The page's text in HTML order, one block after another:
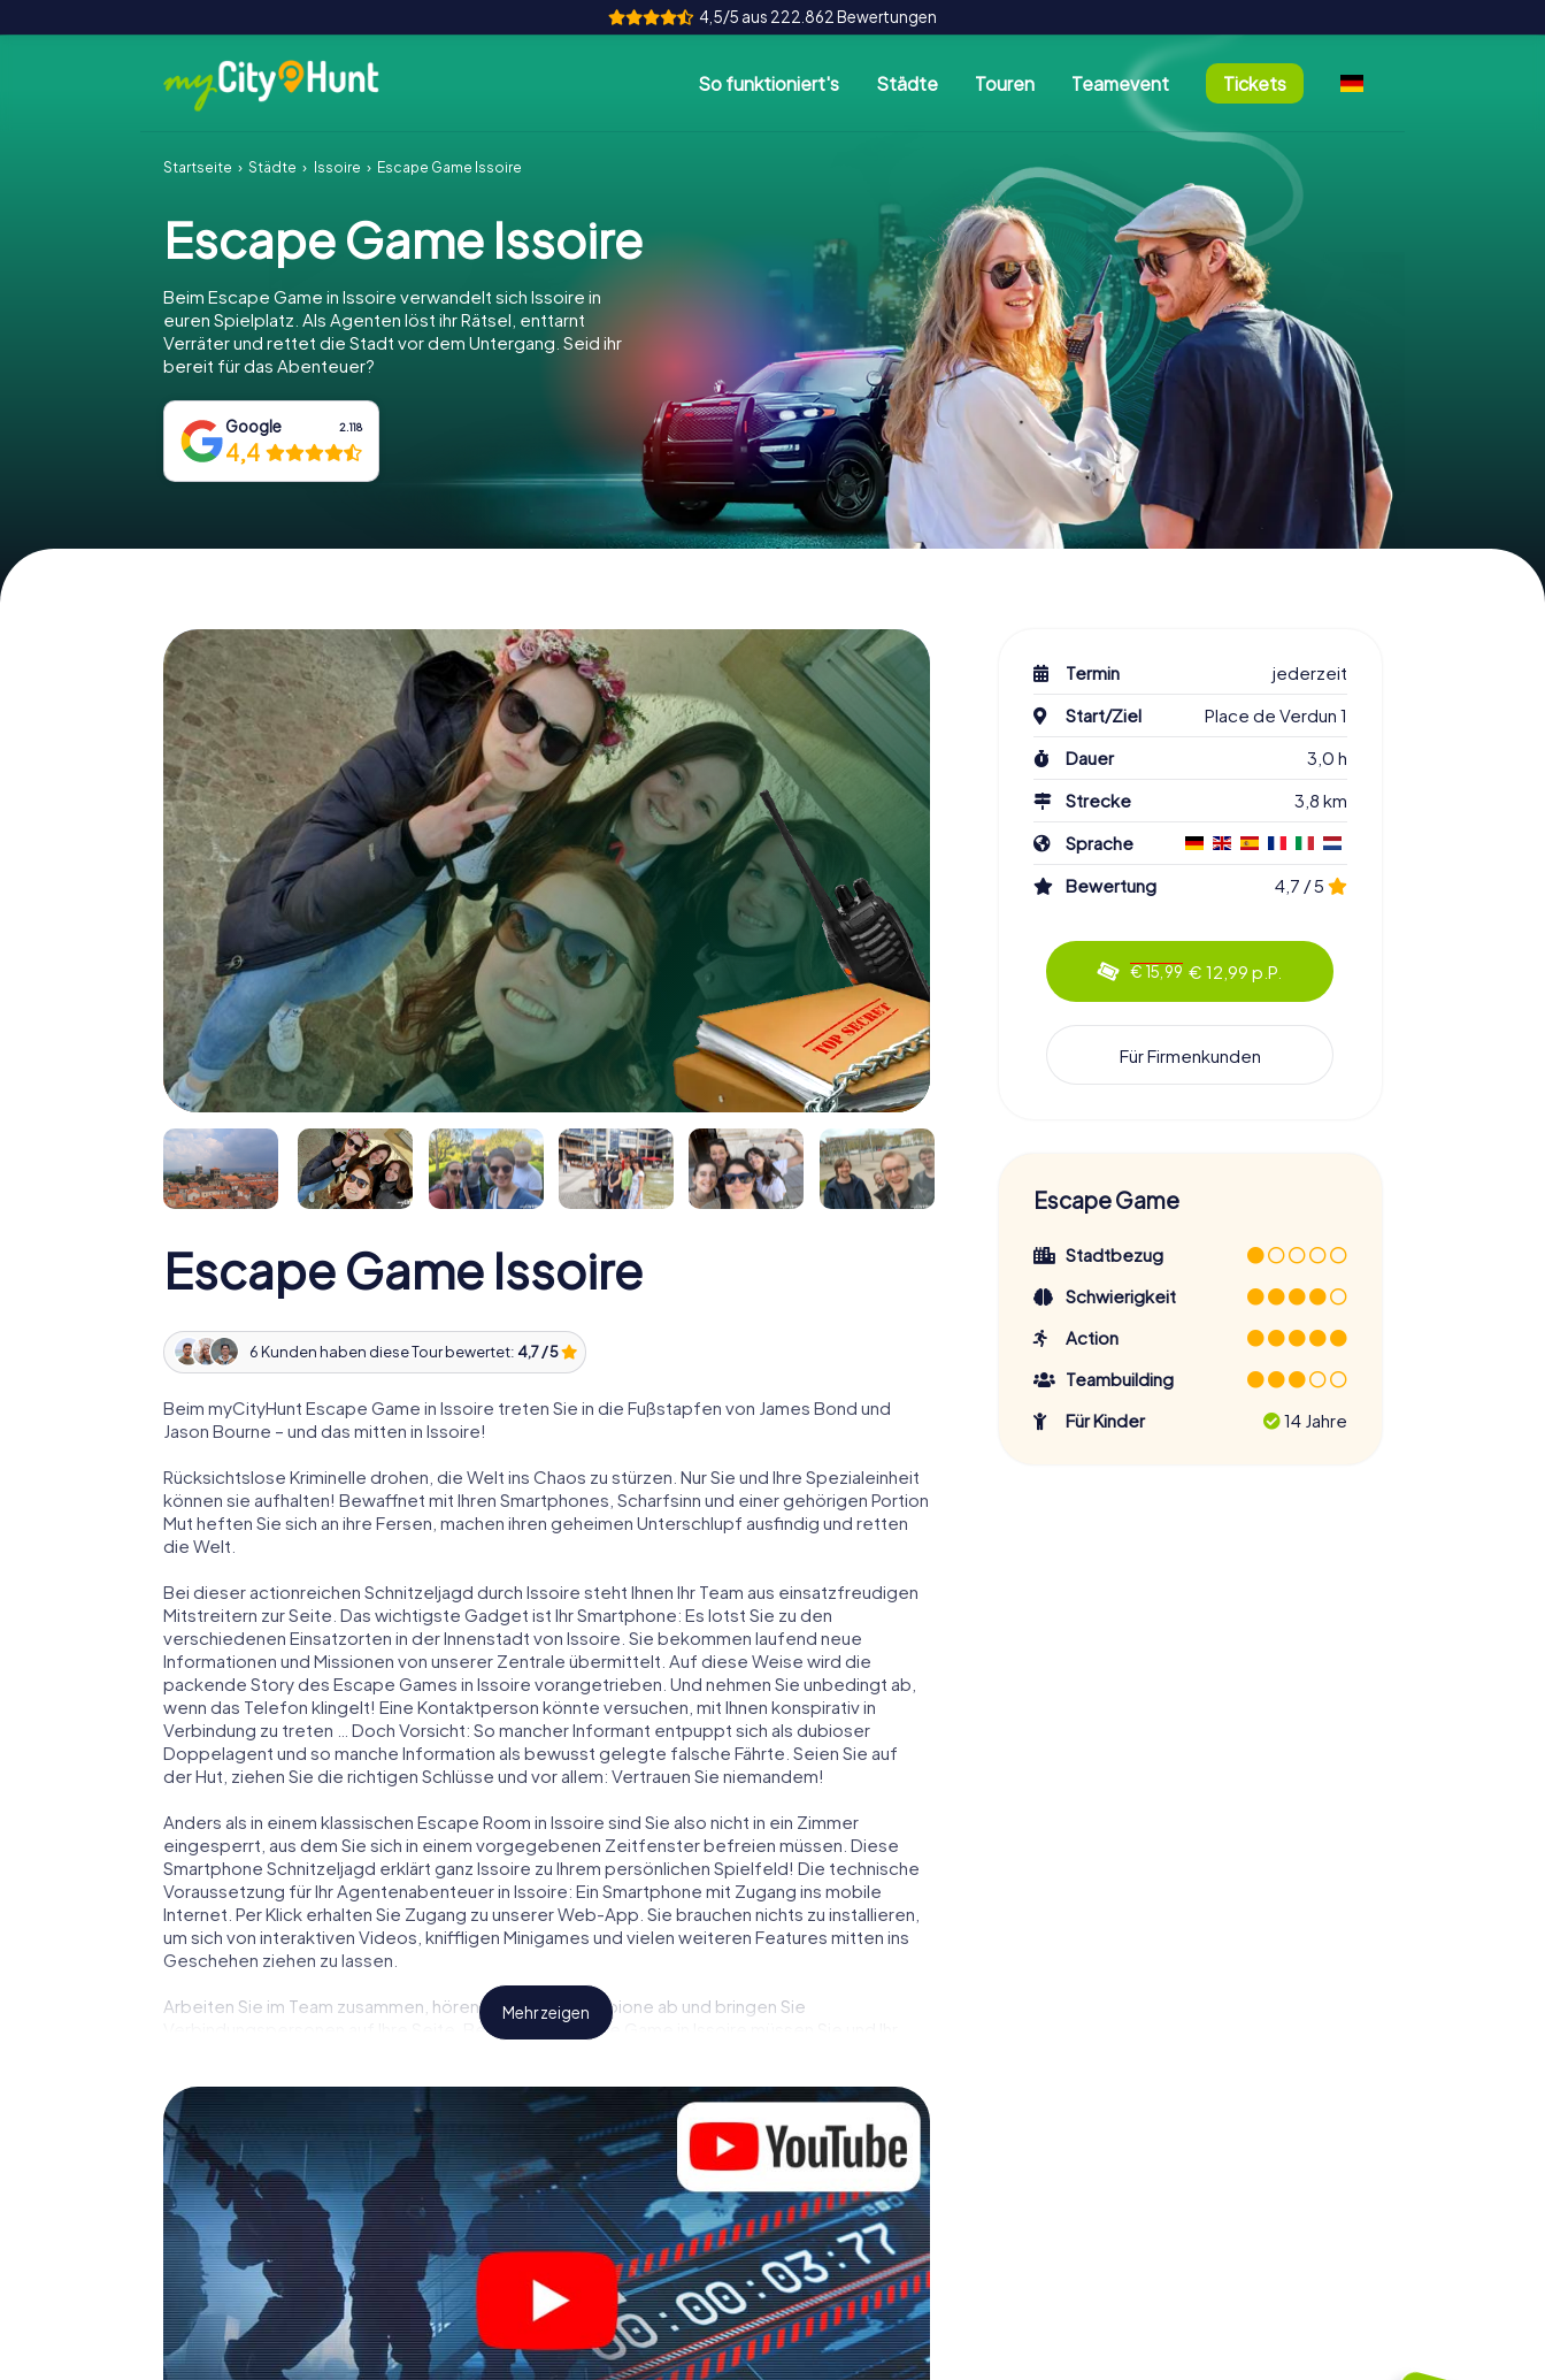
4,5/5 aus 222.862 Bewertungen
So funktioniert's Städte Touren Teamevent Tickets
Startseite Städte Issoire Escape Game Issoire
Escape Game Issoire
Beim Escape Game in Issoire verwandelt sich Issoire in
euren Spielplatz. Als Agenten löst ihr Rätsel, enttarnt
Verräter und rettet die Stadt vor dem Untergang. Seid ihr
bereit für das Abenteuer?
Google 2.118
4,4
Escape Game Issoire
6 Kunden haben diese Tour bewertet: 4,7 / 5
Beim myCityHunt Escape Game in Issoire treten Sie in die Fußstapfen von James Bond und
Jason Bourne – und das mitten in Issoire!
Rücksichtslose Kriminelle drohen, die Welt ins Chaos zu stürzen. Nur Sie und Ihre Spezialeinheit
können sie aufhalten! Bewaffnet mit Ihren Smartphones, Scharfsinn und einer gehörigen Portion
Mut heften Sie sich an ihre Fersen, machen ihren geheimen Unterschlupf ausfindig und retten
die Welt.
Bei dieser actionreichen Schnitzeljagd durch Issoire steht Ihnen Ihr Team aus einsatzfreudigen
Mitstreitern zur Seite. Das wichtigste Gadget ist Ihr Smartphone: Es lotst Sie zu den
verschiedenen Einsatzorten in der Innenstadt von Issoire. Sie bekommen laufend neue
Informationen und Missionen von unserer Zentrale übermittelt. Auf diese Weise wird die
packende Story des Escape Games in Issoire vorangetrieben. Und nehmen Sie unbedingt ab,
wenn das Telefon klingelt! Eine Kontaktperson könnte versuchen, mit Ihnen konspirativ in
Verbindung zu treten … Doch Vorsicht: So mancher Informant entpuppt sich als dubioser
Doppelagent und so manche Information als bewusst gelegte falsche Fährte. Seien Sie auf
der Hut, ziehen Sie die richtigen Schlüsse und vor allem: Vertrauen Sie niemandem!
Anders als in einem klassischen Escape Room in Issoire sind Sie also nicht in ein Zimmer
eingesperrt, aus dem Sie sich in einem vorgegebenen Zeitfenster befreien müssen. Diese
Smartphone Schnitzeljagd erklärt ganz Issoire zu Ihrem persönlichen Spielfeld! Die technische
Voraussetzung für Ihr Agentenabenteuer in Issoire: Ein Smartphone mit Zugang ins mobile
Internet. Per Klick erhalten Sie Zugang zu unserer Web-App. Sie brauchen nichts zu installieren,
um sich von interaktiven Videos, kniffligen Minigames und vielen weiteren Features mitten ins
Geschehen ziehen zu lassen.
Arbeiten Sie im Team zusammen, hören Sie feindliche Spione ab und bringen Sie
Verbindungspersonen auf Ihre Seite. Bei diesem Escape Game in Issoire müssen Sie und Ihr
Team im Highscore von Issoire und erhalten Zugang zu Ihrer ganz persönlichen Bildergalerie.
Das myCityHunt Escape Game macht Issoire zu Ihrem ganz persönlichen Erlebnisspielplatz.
Holen Sie sich Ihre Tickets in die Welt der Spionage und Geheimagenten und verwandeln Sie
Issoire in einen Outdoor Escape Room!
Mehr zeigen
Termin
jederzeit
Start/Ziel
Place de Verdun 1
Dauer
3,0 h
Strecke
3,8 km
Sprache
Bewertung
4,7 / 5
€ 15,99 € 12,99 p.P.
Für Firmenkunden
Escape Game
Stadtbezug
Schwierigkeit
Action
Teambuilding
Für Kinder
14 Jahre